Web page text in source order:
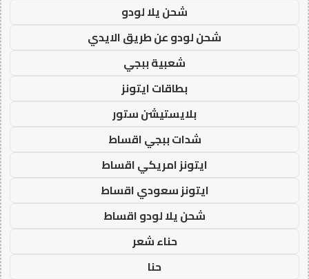
شحن يلا لودو
شحن لودو عن طريق الايدي
شعبية ببجي
بطاقات ايتونز
بلايستيشن ستور
شدات ببجي اقساط
ايتونز امريكي اقساط
ايتونز سعودي اقساط
شحن يلا لودو اقساط
حناء شعر
حنا